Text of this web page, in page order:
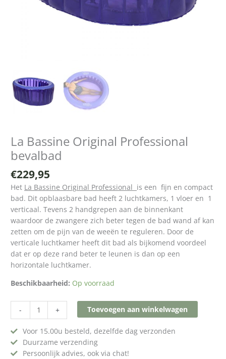
La Bassine Original Professional
bevalbad
€229,95
Het La Bassine Original Professional is een fijn en compact
bad. Dit opblaasbare bad heeft 2 luchtkamers, 1 vloer en 1
verticaal. Tevens 2 handgrepen aan de binnenkant
waardoor de zwangere zich beter tegen de bad wand af kan
zetten om de pijn van de weeën te reguleren. Door de
verticale luchtkamer heeft dit bad als bijkomend voordeel
dat er op deze rand beter te leunen is dan op een
horizontale luchtkamer.
Beschikbaarheid: Op voorraad
- + Toevoegen aan winkelwagen
Voor 15.00u besteld, dezelfde dag verzonden
Duurzame verzending
Persoonlijk advies, ook via chat!